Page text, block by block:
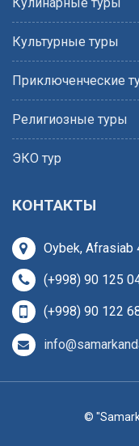
Культурные туры
Приключенческие
Религиозные туры
ЭКО тур
КОНТАКТЫ
Oybek, Afrasiab
(+998) 90 125
(+998) 90 122
©